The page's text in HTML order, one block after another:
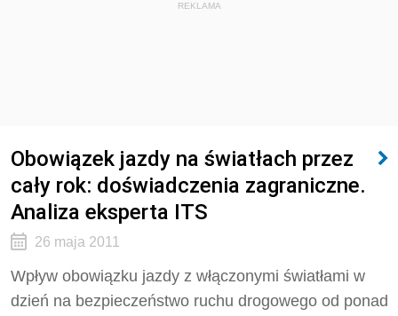
REKLAMA
Obowiązek jazdy na światłach przez
cały rok: doświadczenia zagraniczne.
Analiza eksperta ITS
26 maja 2011
Wpływ obowiązku jazdy z włączonymi światłami w
dzień na bezpieczeństwo ruchu drogowego od ponad